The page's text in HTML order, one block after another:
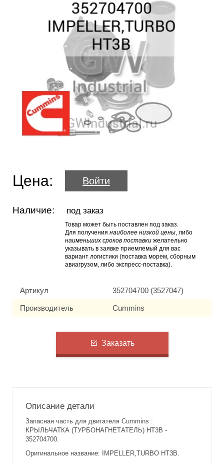
Цена: Войти
Наличие: под заказ
Товар может быть поставлен под заказ.
Для получения наиболее низкой цены, либо
наименьших сроков поставки желательно
указывать в заявке приемлемый для вас
вариант логистики (поставка морем, сборным
авиагрузом, либо экспресс-поставка).
Артикул 352704700 (3527047)
Производитель Cummins
Заказать
Описание детали
Запасная часть для двигателя Cummins :
КРЫЛЬЧАТКА (ТУРБОНАГНЕТАТЕЛЬ) HT3B -
352704700.
Оригинальное название: IMPELLER,TURBO HT3B.